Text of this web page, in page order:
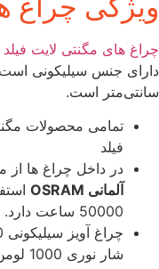
چراغ های مگنتی لایت فیلد
سانتی‌متر است.
فیلد
در داخل چراغ ها از
آلمانی OSRAM
50000 ساعت دارد.
چراغ آویز سیلیکونی 10 وات
شار نوری 1000 لومن است.